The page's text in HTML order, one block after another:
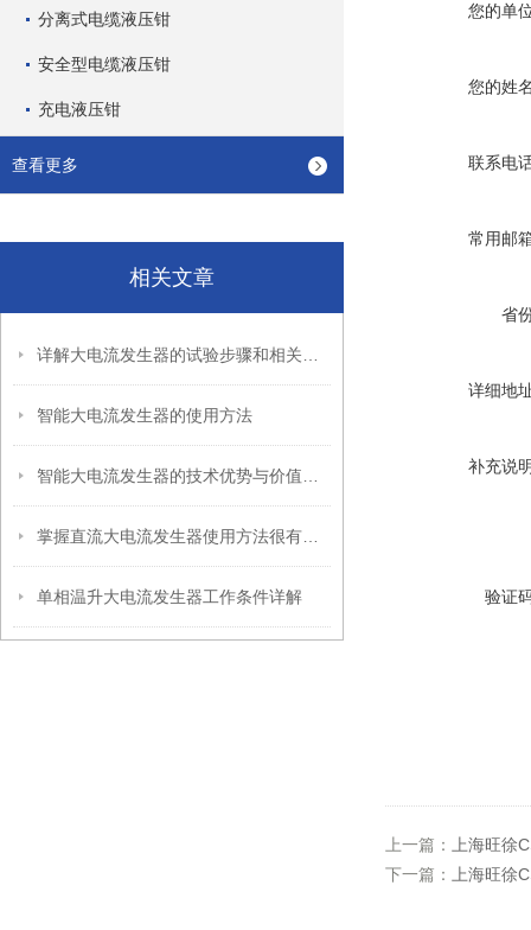
分离式电缆液压钳
安全型电缆液压钳
充电液压钳
查看更多
相关文章
智能大电流发生器的使用方法
单相温升大电流发生器工作条件详解
您的单
您的姓
联系电
常用邮
省
详细地
补充说
验证
上一篇：
上海旺徐
下一篇：
上海旺徐